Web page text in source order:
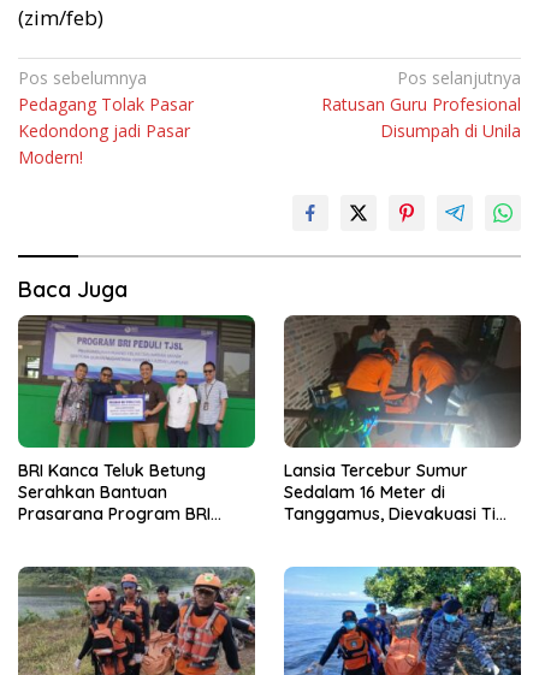
(zim/feb)
Navigasi
pos
Pos sebelumnya
Pedagang Tolak Pasar
Kedondong jadi Pasar
Modern!
Pos selanjutnya
Ratusan Guru Profesional
Disumpah di Unila
Baca Juga
BRI Kanca Teluk Betung
Serahkan Bantuan
Prasarana Program BRI
LAZDAI
Lansia Tercebur Sumur
Sedalam 16 Meter di
Tanggamus, Dievakuasi Tim